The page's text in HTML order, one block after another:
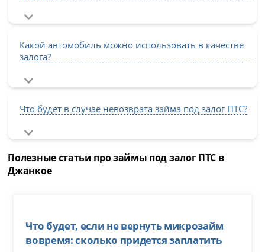
Какой автомобиль можно использовать в качестве
залога?
Что будет в случае невозврата займа под залог ПТС?
Полезные статьи про займы под залог ПТС в
Джанкое
Что будет, если не вернуть микрозайм
вовремя: сколько придется заплатить